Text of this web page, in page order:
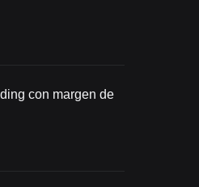
con margen de